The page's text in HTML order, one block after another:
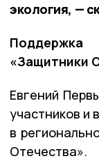
экология, —
«Защитники
Евгений
участников и
в